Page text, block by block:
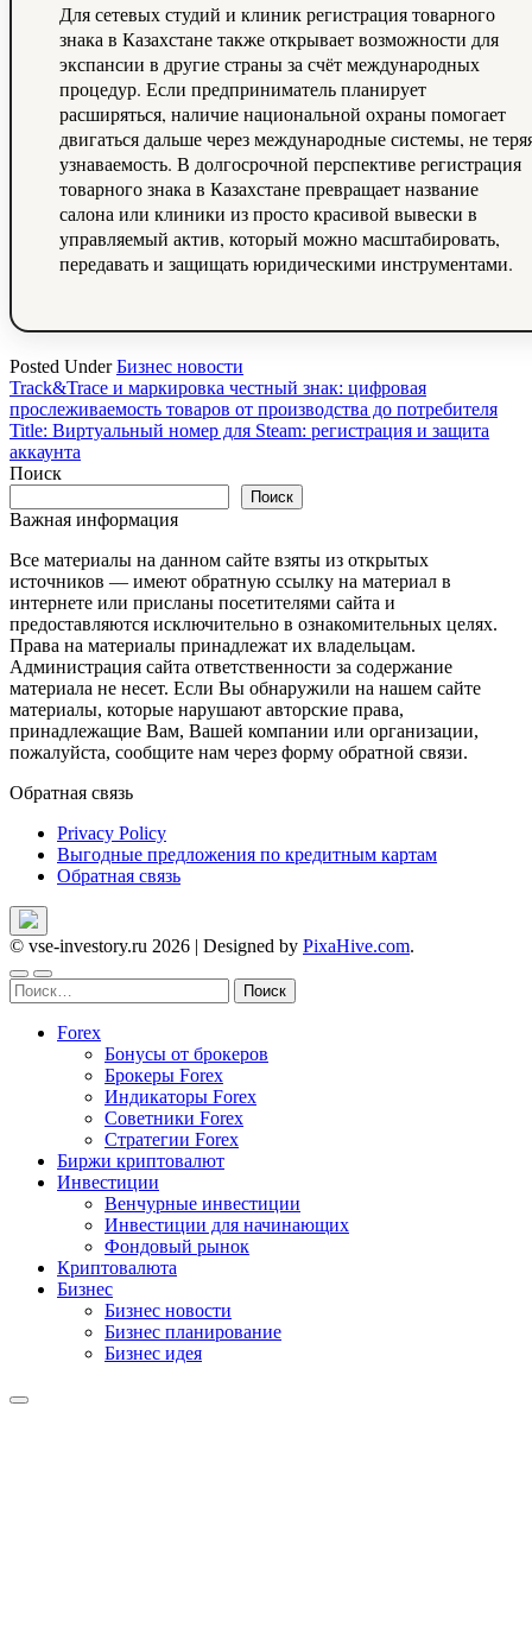
Для сетевых студий и клиник регистрация товарного
знака в Казахстане также открывает возможности для
экспансии в другие страны за счёт международных
процедур. Если предприниматель планирует
расширяться, наличие национальной охраны помогает
двигаться дальше через международные системы, не
узнаваемость. В долгосрочной перспективе регистрация
товарного знака в Казахстане превращает название
салона или клиники из просто красивой вывески в
управляемый актив, который можно масштабировать,
передавать и защищать юридическими инструментами.
Posted UnderБизнес новости
Навигация
по
записям
Track&Trace и маркировка честный знак: цифровая
прослеживаемость товаров от производства до потребителя
Title: Виртуальный номер для Steam: регистрация и защита
аккаунта
Поиск
Поиск
Важная информация
Все материалы на данном сайте взяты из открытых
источников — имеют обратную ссылку на материал в
интернете или присланы посетителями сайта и
предоставляются исключительно в ознакомительных целях.
Права на материалы принадлежат их владельцам.
Администрация сайта ответственности за содержание
материала не несет. Если Вы обнаружили на нашем сайте
материалы, которые нарушают авторские права,
принадлежащие Вам, Вашей компании или организации,
пожалуйста, сообщите нам через форму обратной связи.
Обратная связь
Privacy Policy
Выгодные предложения по кредитным картам
Обратная связь
© vse-investory.ru 2026 | Designed by PixaHive.com.
Найти:
Forex
Бонусы от брокеров
Брокеры Forex
Индикаторы Forex
Советники Forex
Стратегии Forex
Биржи криптовалют
Инвестиции
Венчурные инвестиции
Инвестиции для начинающих
Фондовый рынок
Криптовалюта
Бизнес
Бизнес новости
Бизнес планирование
Бизнес идея